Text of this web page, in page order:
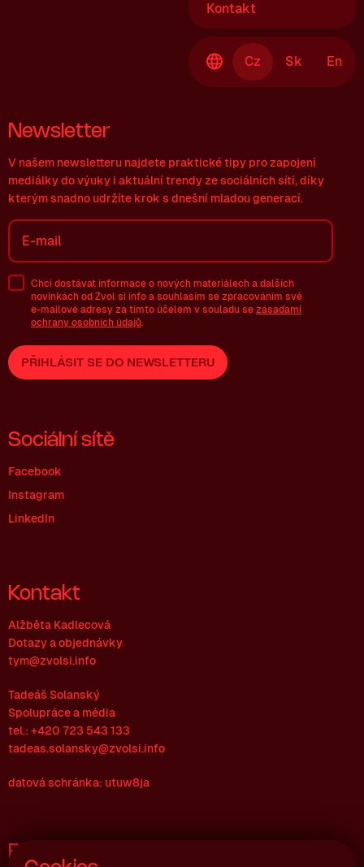
Kontakt
Cz Sk En
Newsletter
V našem newsletteru najdete praktické tipy pro zapojení
mediálky do výuky i aktuální trendy ze sociálních sítí, díky
kterým snadno udržíte krok s dnešní mladou generací.
Chci dostávat informace o nových materiálech a dalších
novinkách od Zvol si info a souhlasím se zpracováním své
e-mailové adresy za tímto účelem v souladu se zásadami
ochrany osobních údajů.
PŘIHLÁSIT SE DO NEWSLETTERU
Sociální sítě
Facebook
Instagram
LinkedIn
Kontakt
Alžběta Kadlecová
Dotazy a objednávky
tym@zvolsi.info
Tadeáš Solanský
Spolupráce a média
tel.: +420 723 543 133
tadeas.solansky@zvolsi.info
datová schránka: utuw8ja
Fakturační údaje